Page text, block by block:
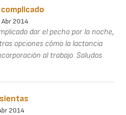
Abr 2014
dar el pecho por la noche,
opciones cómo la lactancia
al trabajo. Saludos
2014